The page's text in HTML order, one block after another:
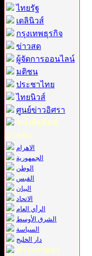
ไทยรัฐ
เดลินิวส์
กรุงเทพธุรกิจ
ข่าวสด
ผู้จัดการออนไลน์
มติชน
ประชาไทย
ไทยนิวส์
ศูนย์ข่าวอิศรา
หนังสือพิมพ์
อาหรับ :
الاهرام
الجمهورية
الوطن
القبس
البيان
الاتحاد
الرأي العام
الشرق الأوسط
السياسة
دار الخليج
ตำราศาสนา